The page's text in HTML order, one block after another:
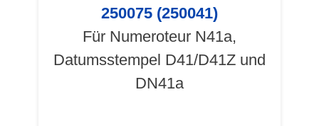
250075 (250041)
Für Numeroteur N41a,
Datumsstempel D41/D41Z und
DN41a